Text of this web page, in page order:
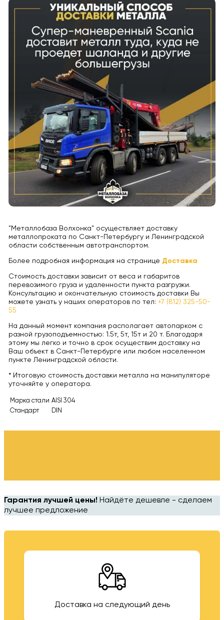
"Металлобаза Волхонка" осуществляет доставку
металлопроката по Санкт-Петербургу и Ленинградской
области собственным автотранспортом.
Более подробная информация на странице Доставка
Стоимость доставки зависит от веса и габаритов
перевозимого груза и удаленности пункта разгрузки.
Консультацию и окончательную стоимость доставки Вы
можете узнать у наших операторов по тел: +7 (812) 325-50-
55
На данный момент компания располагает автопарком с
разной грузоподъемностью: 1.5т, 5т, 15т и 20 т. Благодаря
этому мы легко и точно в срок осуществим доставку на
Ваш объект в Санкт-Петербурге или любом населенном
пункте Ленинградской области.
* Итоговую стоимость доставки металла на манипуляторе
уточняйте у оператора.
Марка стали AISI 304
Стандарт
DIN
Гарантия лучшей цены! Найдёте дешевле - сделаем
лучшее предложение
Доставка на следующий день